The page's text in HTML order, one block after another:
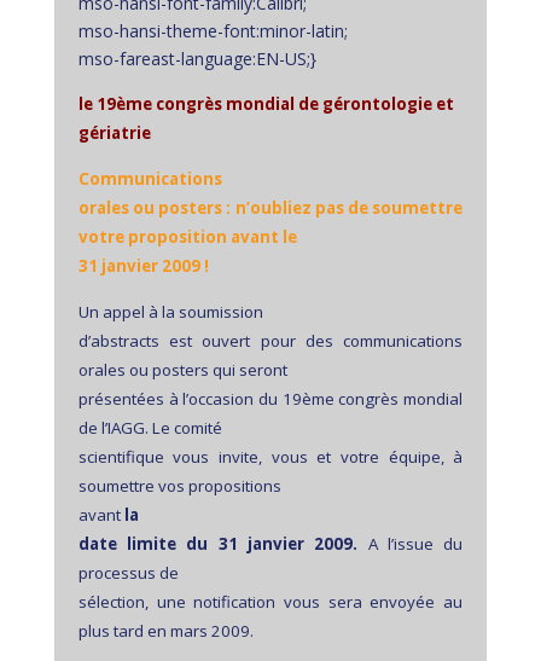
mso-hansi-theme-font:minor-latin;
mso-fareast-language:EN-US;}
le 19ème congrès mondial de gérontologie et
gériatrie
Communications
orales ou posters : n’oubliez pas de soumettre
votre proposition avant le
31 janvier 2009 !
Un appel à la soumission
d’abstracts est ouvert pour des communications
orales ou posters qui seront
présentées à l’occasion du 19ème congrès mondial
de l’IAGG. Le comité
scientifique vous invite, vous et votre équipe, à
soumettre vos propositions
avant la
date limite du 31 janvier 2009. A l’issue du
processus de
sélection, une notification vous sera envoyée au
plus tard en mars 2009.